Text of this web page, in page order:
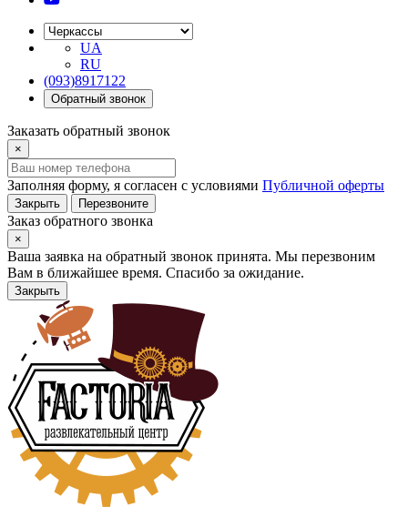
UA
RU
(093)8917122
Обратный звонок
Заказать обратный звонок
×
Заполняя форму, я согласен с условиями Публичной оферты
Закрыть Перезвоните
Заказ обратного звонка
×
Ваша заявка на обратный звонок принята. Мы перезвоним
Вам в ближайшее время. Спасибо за ожидание.
Закрыть